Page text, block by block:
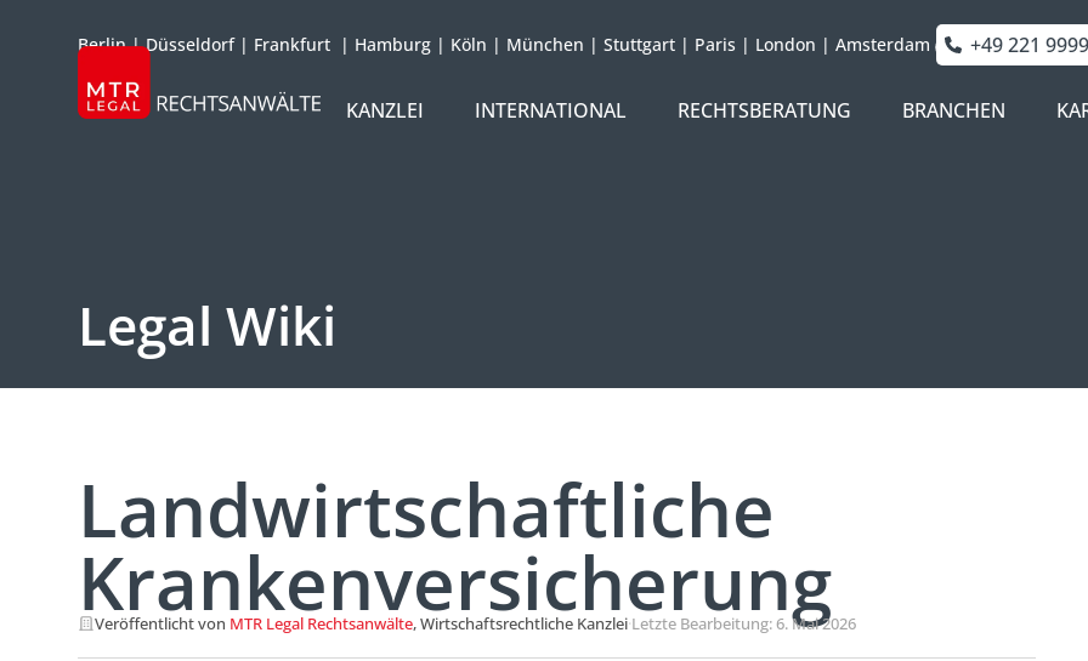
Berlin|Düsseldorf| Frankfurt | Hamburg | Köln | München | Stuttgart | Paris | London | Amsterdam +49 221
KANZLEI
INTERNATIONAL RECHTSBERATUNG BRANCHEN
Legal Wiki
Landwirtschaftliche
Krankenversicherung
Veröffentlicht von MTR Legal Rechtsanwälte, Wirtschaftsrechtliche Kanzlei·Letzte Bearbeitung: 6. Mai 2026